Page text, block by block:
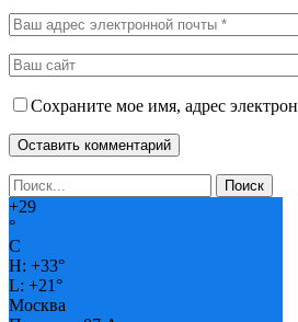
Сохраните мое имя, адрес
+29
°
C
H: +33°
L: +21°
Москва